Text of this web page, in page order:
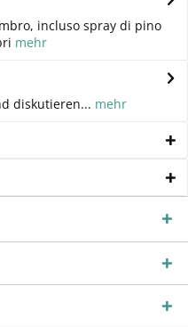
incluso spray di pino
mehr
diskutieren... mehr